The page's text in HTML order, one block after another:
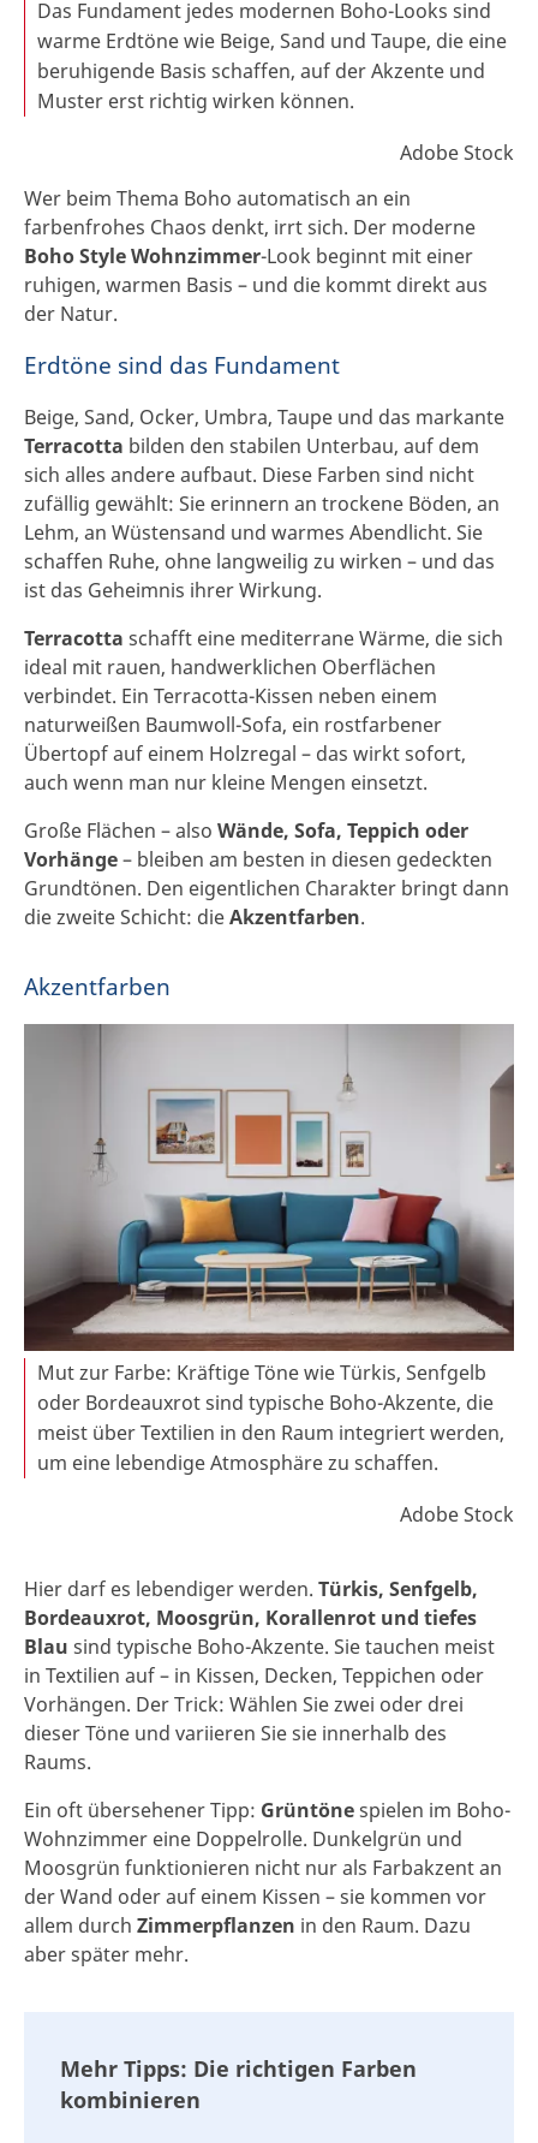
Das Fundament jedes modernen Boho-Looks sind
warme Erdtöne wie Beige, Sand und Taupe, die eine
beruhigende Basis schaffen, auf der Akzente und
Muster erst richtig wirken können.
Adobe Stock
Wer beim Thema Boho automatisch an ein
farbenfrohes Chaos denkt, irrt sich. Der moderne
Boho Style Wohnzimmer-Look beginnt mit einer
ruhigen, warmen Basis – und die kommt direkt aus
der Natur.
Erdtöne sind das Fundament
Beige, Sand, Ocker, Umbra, Taupe und das markante
Terracotta bilden den stabilen Unterbau, auf dem
sich alles andere aufbaut. Diese Farben sind nicht
zufällig gewählt: Sie erinnern an trockene Böden, an
Lehm, an Wüstensand und warmes Abendlicht. Sie
schaffen Ruhe, ohne langweilig zu wirken – und das
ist das Geheimnis ihrer Wirkung.
Terracotta schafft eine mediterrane Wärme, die sich
ideal mit rauen, handwerklichen Oberflächen
verbindet. Ein Terracotta-Kissen neben einem
naturweißen Baumwoll-Sofa, ein rostfarbener
Übertopf auf einem Holzregal – das wirkt sofort,
auch wenn man nur kleine Mengen einsetzt.
Große Flächen – also Wände, Sofa, Teppich oder
Vorhänge– bleiben am besten in diesen gedeckten
Grundtönen. Den eigentlichen Charakter bringt dann
die zweite Schicht: dieAkzentfarben.
Akzentfarben
Mut zur Farbe: Kräftige Töne wie Türkis, Senfgelb
oder Bordeauxrot sind typische Boho-Akzente, die
meist über Textilien in den Raum integriert werden,
um eine lebendige Atmosphäre zu schaffen.
Adobe Stock
Hier darf es lebendiger werden. Türkis, Senfgelb,
Bordeauxrot, Moosgrün, Korallenrot und tiefes
Blau sind typische Boho-Akzente. Sie tauchen meist
in Textilien auf – in Kissen, Decken, Teppichen oder
Vorhängen. Der Trick: Wählen Sie zwei oder drei
dieser Töne und variieren Sie sie innerhalb des
Raums.
Ein oft übersehener Tipp: Grüntönespielen im Boho-
Wohnzimmer eine Doppelrolle. Dunkelgrün und
Moosgrün funktionieren nicht nur als Farbakzent an
der Wand oder auf einem Kissen – sie kommen vor
allem durch Zimmerpflanzen in den Raum. Dazu
aber später mehr.
Mehr Tipps: Die richtigen Farben
kombinieren